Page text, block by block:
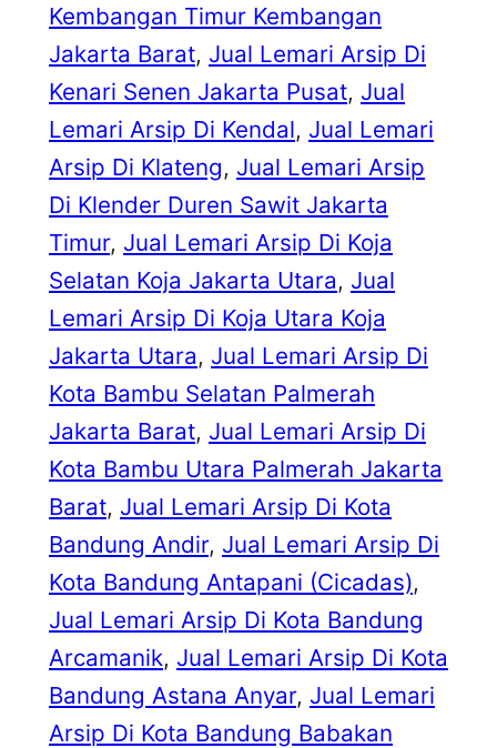
Kembangan Timur Kembangan
Jakarta Barat, Jual Lemari Arsip Di
Kenari Senen Jakarta Pusat, Jual
Lemari Arsip Di Kendal, Jual Lemari
Arsip Di Klateng, Jual Lemari Arsip
Di Klender Duren Sawit Jakarta
Timur, Jual Lemari Arsip Di Koja
Selatan Koja Jakarta Utara, Jual
Lemari Arsip Di Koja Utara Koja
Jakarta Utara, Jual Lemari Arsip Di
Kota Bambu Selatan Palmerah
Jakarta Barat, Jual Lemari Arsip Di
Kota Bambu Utara Palmerah Jakarta
Barat, Jual Lemari Arsip Di Kota
Bandung Andir, Jual Lemari Arsip Di
Kota Bandung Antapani (Cicadas)
Jual Lemari Arsip Di Kota Bandung
Arcamanik, Jual Lemari Arsip Di Kota
Bandung Astana Anyar, Jual Lemari
Arsip Di Kota Bandung Babakan